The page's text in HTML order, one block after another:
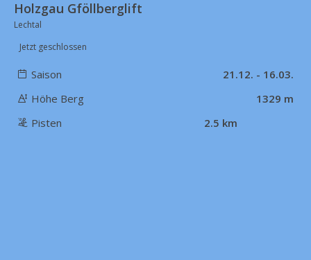
Holzgau Gföllberglift
Lechtal
Jetzt geschlossen
Saison
21.12. - 16.03.
Höhe Berg
1329 m
Pisten
2.5 km